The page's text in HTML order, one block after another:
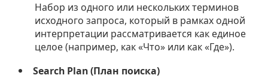
Набор из одного или нескольких терминов
исходного запроса, который в рамках одной
интерпретации рассматривается как единое
целое (например, как «Что» или как «Где»).
Search Plan (План поиска)